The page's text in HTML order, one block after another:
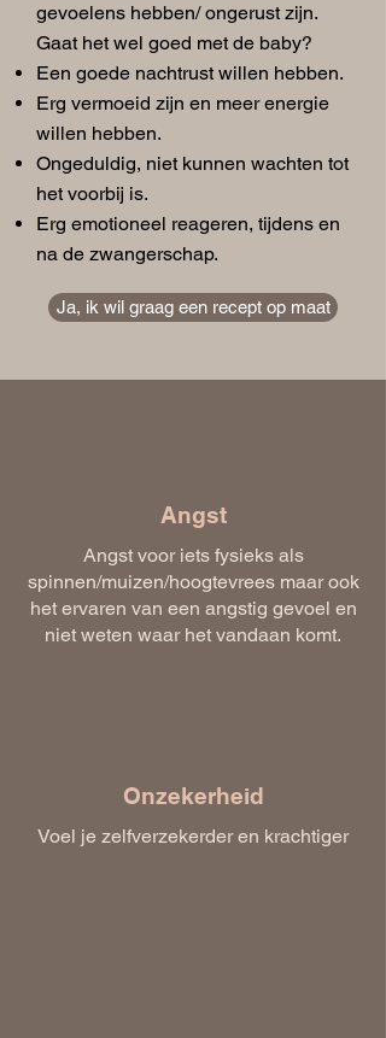
gevoelens hebben/ ongerust zijn.
Gaat het wel goed met de baby?
Een goede nachtrust willen hebben.
Erg vermoeid zijn en meer energie
willen hebben.
Ongeduldig, niet kunnen wachten tot
het voorbij is.
Erg emotioneel reageren, tijdens en
na de zwangerschap.
Ja, ik wil graag een recept op maat
Angst
Angst voor iets fysieks als
spinnen/muizen/hoogtevrees maar ook
het ervaren van een angstig gevoel en
niet weten waar het vandaan komt.
Onzekerheid
Voel je zelfverzekerder en krachtiger